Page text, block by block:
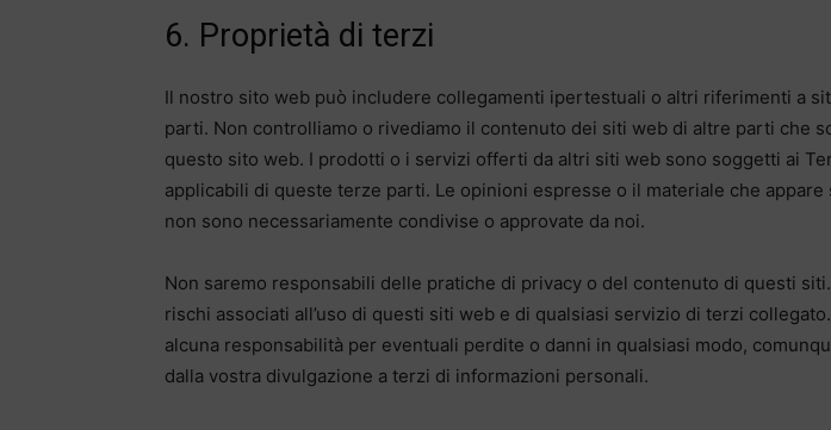
6. Proprietà di terzi
Il nostro sito web può includere collegamenti ipertestuali o altri riferimenti a
parti. Non controlliamo o rivediamo il contenuto dei siti web di altre parti che
questo sito web. I prodotti o i servizi offerti da altri siti web sono soggetti ai
applicabili di queste terze parti. Le opinioni espresse o il materiale che
non sono necessariamente condivise o approvate da noi.
Non saremo responsabili delle pratiche di privacy o del contenuto di questi
rischi associati all’uso di questi siti web e di qualsiasi servizio di terzi
alcuna responsabilità per eventuali perdite o danni in qualsiasi modo,
dalla vostra divulgazione a terzi di informazioni personali.